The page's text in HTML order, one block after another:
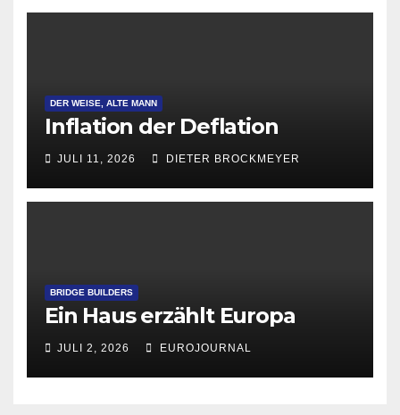
DER WEISE, ALTE MANN
Inflation der Deflation
JULI 11, 2026 DIETER BROCKMEYER
BRIDGE BUILDERS
Ein Haus erzählt Europa
JULI 2, 2026 EUROJOURNAL